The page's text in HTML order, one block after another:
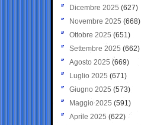
Dicembre 2025 (627)
Novembre 2025 (668)
Ottobre 2025 (651)
Settembre 2025 (662)
Agosto 2025 (669)
Luglio 2025 (671)
Giugno 2025 (573)
Maggio 2025 (591)
Aprile 2025 (622)